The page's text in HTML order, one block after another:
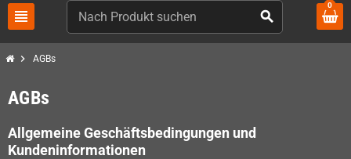
view_headline search
0
chevron_right AGBs
AGBs
Allgemeine Geschäftsbedingungen und
Kundeninformationen